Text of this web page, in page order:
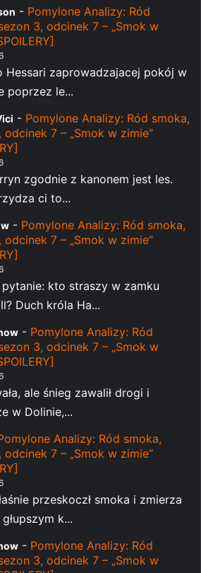
- Pomylone Analizy: Ród
3, odcinek 7 – „Smok w
Hessari zaprowadzajacej pokój w
poprzez le...
- Pomylone Analizy: Ród smoka,
odcinek 7 – „Smok w zimie”
zgodnie z kanonem jest les.
ci to...
- Pomylone Analizy: Ród smoka,
odcinek 7 – „Smok w zimie”
kto straszy w zamku
Duch króla Ha...
- Pomylone Analizy: Ród
3, odcinek 7 – „Smok w
ale śnieg zawalił drogi i
w Dolinie,...
Analizy: Ród smoka,
odcinek 7 – „Smok w zimie”
przeskoczł smoka i zmierza
k...
- Pomylone Analizy: Ród
3, odcinek 7 – „Smok w